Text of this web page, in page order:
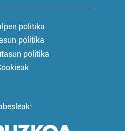
politika
politika
politika